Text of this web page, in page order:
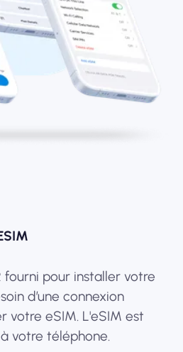
fourni pour installer votre
d’une connexion
votre eSIM. L'eSIM est
votre téléphone.